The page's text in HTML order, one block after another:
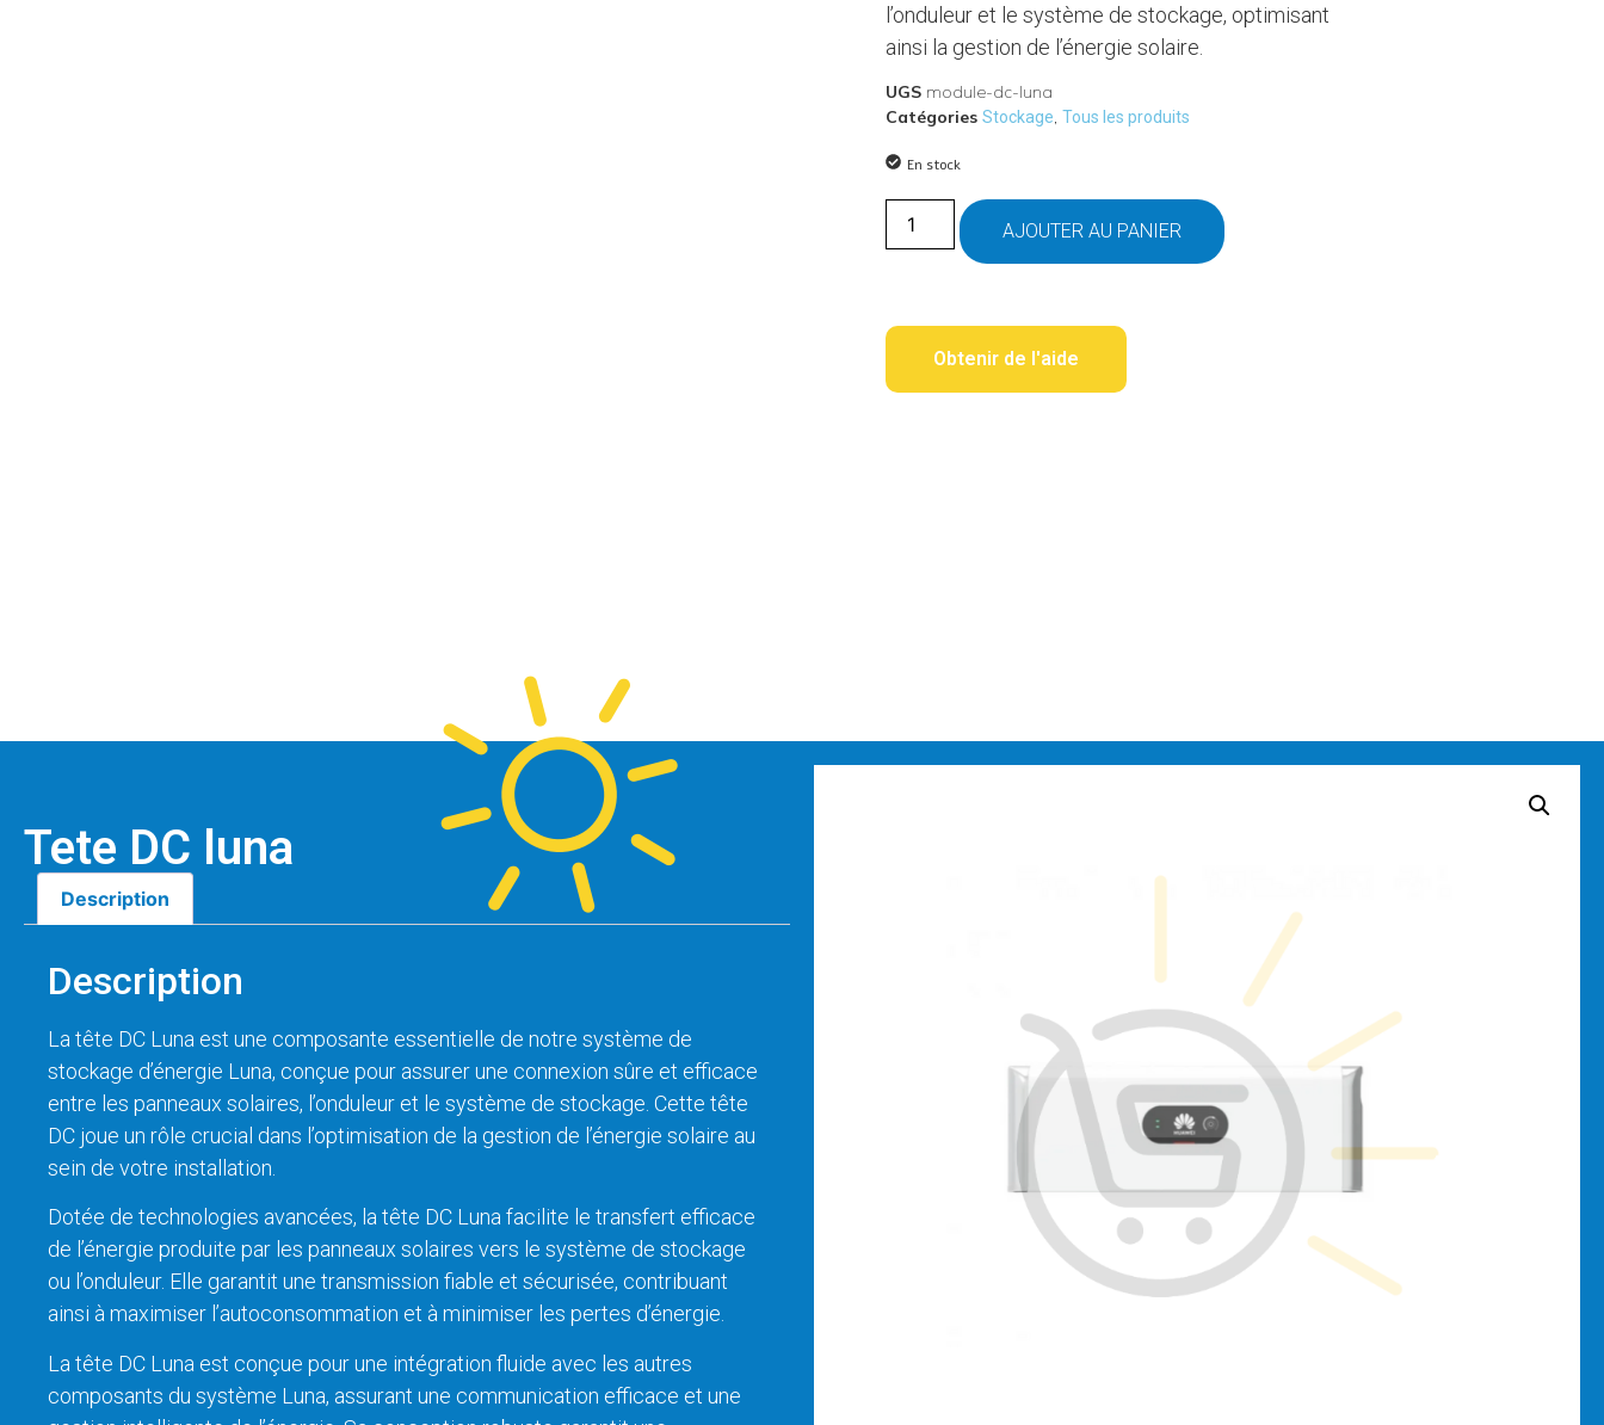
l’onduleur et le système de stockage, optimisant
ainsi la gestion de l’énergie solaire.
UGS module-dc-luna
Catégories Stockage, Tous les produits
En stock
AJOUTER AU PANIER
Obtenir de l'aide
Tete DC luna
Description
Description
La tête DC Luna est une composante essentielle de notre système de
stockage d’énergie Luna, conçue pour assurer une connexion sûre et efficace
entre les panneaux solaires, l’onduleur et le système de stockage. Cette tête
DC joue un rôle crucial dans l’optimisation de la gestion de l’énergie solaire au
sein de votre installation.
Dotée de technologies avancées, la tête DC Luna facilite le transfert efficace
de l’énergie produite par les panneaux solaires vers le système de stockage
ou l’onduleur. Elle garantit une transmission fiable et sécurisée, contribuant
ainsi à maximiser l’autoconsommation et à minimiser les pertes d’énergie.
La tête DC Luna est conçue pour une intégration fluide avec les autres
composants du système Luna, assurant une communication efficace et une